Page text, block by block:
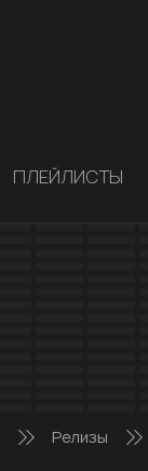
ПЛЕЙЛИСТЫ
Релизы